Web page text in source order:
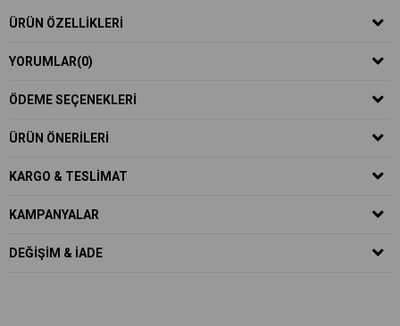
ÜRÜN ÖZELLIKLERI
YORUMLAR(0)
ÖDEME SEÇENEKLERI
ÜRÜN ÖNERILERI
KARGO & TESLIMAT
KAMPANYALAR
DEĞIŞIM & İADE